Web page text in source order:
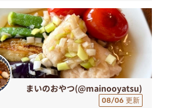
まいのおやつ(@mainooyatsu)
08/06 更新